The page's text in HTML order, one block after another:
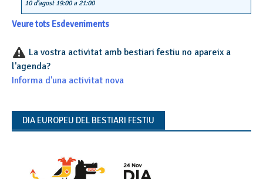
10 d'agost 19:00a 21:00
Veure tots Esdeveniments
La vostra activitat amb bestiari festiu no apareix a
l'agenda?
Informa d'una activitat nova
DIA EUROPEU DEL BESTIARI FESTIU